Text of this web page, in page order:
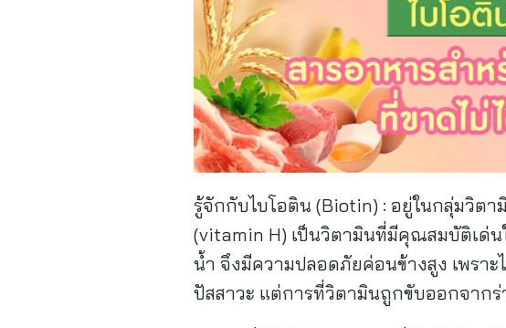
รู้จักกับไบโอติน (Biotin) : อยู่ในกลุ่มวิต
(vitamin H) เป็นวิตามินที่มีคุณสมบัติเด่น
น้ำ จึงมีความปลอดภัยค่อนข้างสูง เพรา
ปัสสาวะ แต่การที่วิตามินถูกขับออกจาก